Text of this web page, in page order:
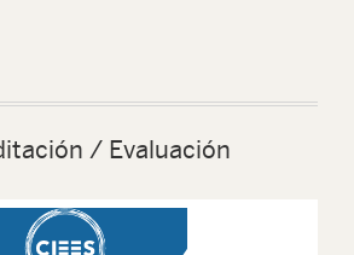
/ Evaluación